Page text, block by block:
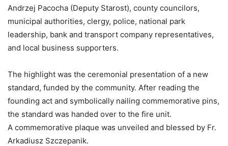
Andrzej Pacocha (Deputy Starost), county councilors,
municipal authorities, clergy, police, national park
leadership, bank and transport company representatives,
and local business supporters.
The highlight was the ceremonial presentation of a new
standard, funded by the community. After reading the
founding act and symbolically nailing commemorative pins,
the standard was handed over to the fire unit.
A commemorative plaque was unveiled and blessed by Fr.
Arkadiusz Szczepanik.